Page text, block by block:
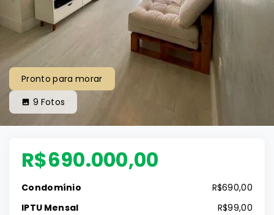
Pronto para morar
9 Fotos
R$690.000,00
Condomínio
R$690,00
IPTU Mensal
R$99,00